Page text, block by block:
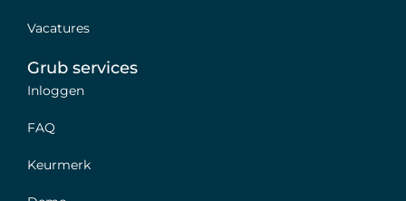
Vacatures
Grub services
Inloggen
FAQ
Keurmerk